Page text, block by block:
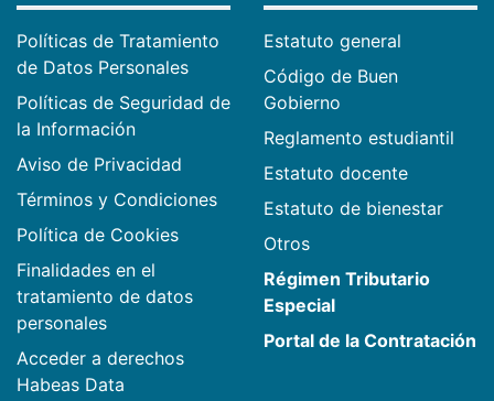
Políticas de Tratamiento
de Datos Personales
Políticas de Seguridad de
la Información
Aviso de Privacidad
Términos y Condiciones
Política de Cookies
Finalidades en el
tratamiento de datos
personales
Acceder a derechos
Habeas Data
Estatuto general
Código de Buen
Gobierno
Reglamento estudiantil
Estatuto docente
Estatuto de bienestar
Otros
Régimen Tributario
Especial
Portal de la Contratación